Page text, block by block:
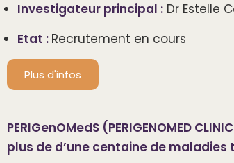
Investigateur principal : Dr Estelle
Etat : Recrutement en cours
Plus d'infos
PERIGenOMedS (PERIGENOMED
plus de d’une centaine de